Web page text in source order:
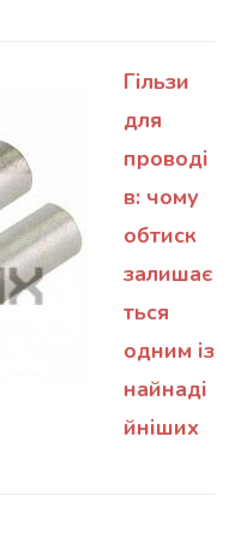
Гільзи
для
проводі
в: чому
обтиск
залишає
ться
одним із
найнаді
йніших